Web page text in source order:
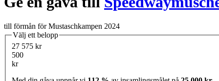
till förmån för Mustaschkampen 2024
Välj ett belopp
27 575 kr
500
kr